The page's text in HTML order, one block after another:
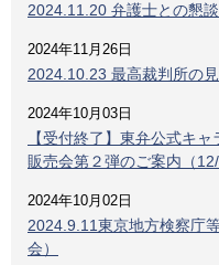
2024.11.20 弁護士との懇
2024年11月26日
2024.10.23 最高裁判所の
2024年10月03日
【受付終了】東弁公式キ
販売会第２弾のご案内（12/
2024年10月02日
2024.9.11東京地方検察庁
会）